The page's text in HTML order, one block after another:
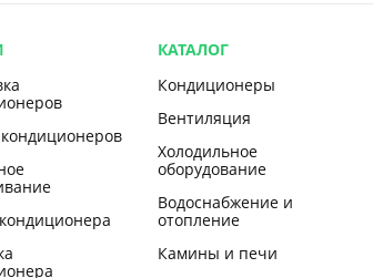
КАТАЛОГ
Кондиционеры
Вентиляция
Холодильное
оборудование
Водоснабжение и
отопление
Камины и печи